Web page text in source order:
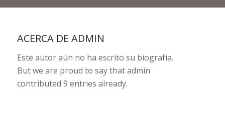
ACERCA DE ADMIN
Este autor aún no ha escrito su biografía.
But we are proud to say thatadmin
contributed 9 entries already.